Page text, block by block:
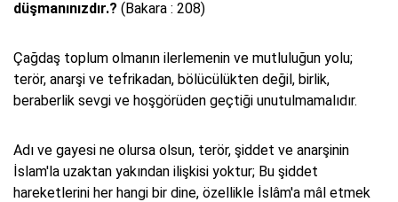
düşmanınızdır.? (Bakara : 208)
Çağdaş toplum olmanın ilerlemenin ve mutluluğun yolu;
terör, anarşi ve tefrikadan, bölücülükten değil, birlik,
beraberlik sevgi ve hoşgörüden geçtiği unutulmamalıdır.
Adı ve gayesi ne olursa olsun, terör, şiddet ve anarşinin
İslam'la uzaktan yakından ilişkisi yoktur; Bu şiddet
hareketlerini her hangi bir dine, özellikle İslâm'a mâl etmek